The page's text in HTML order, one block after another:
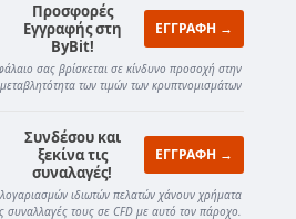
Προσφορές
Εγγραφής στη
ByBit!
ΕΓΓΡΑΦΗ →
σας βρίσκεται σε κίνδυνο προσοχή στην
μεταβλητότητα των τιμών των κρυπτνομισμάτων
Συνδέσου και
ξεκίνα τις
συναλαγές!
ΕΓΓΡΑΦΗ →
ιδιωτών πελατών χάνουν χρήματα
συναλλαγές τους σε CFD με αυτό τον πάροχο.